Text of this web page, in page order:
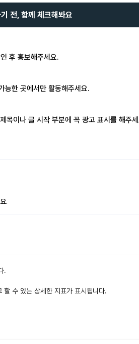
전, 함께 체크해봐요
후 홍보해주세요.
능한 곳에서만 활동해주세요.
목이나 글 시작 부분에 꼭 광고 표시를 해주
.
.
할 수 있는 상세한 지표가 표시됩니다.